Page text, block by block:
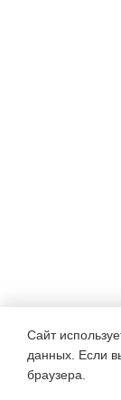
Сайт
данных. Если
браузера.